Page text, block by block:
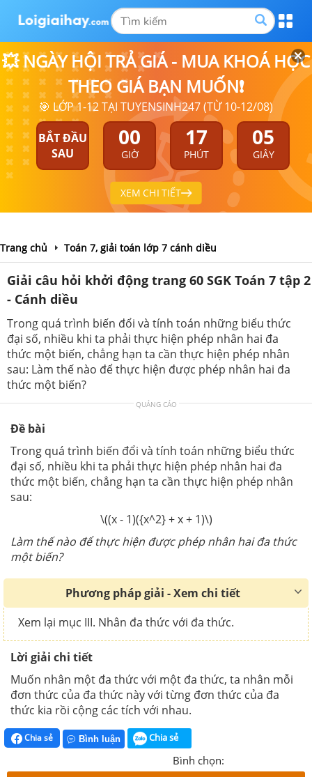
💥 NGÀY HỘI TRẢ GIÁ - MUA KHOÁ HỌC
THEO GIÁ BẠN MUỐN❗
🎯 LỚP 1-12 TẠI TUYENSINH247 (TỪ 10-12/08)
BẮT ĐẦU
SAU
00
GIỜ
17
PHÚT
04
GIÂY
XEM CHI TIẾT
Trang chủ Toán 7, giải toán lớp 7 cánh diều
Giải câu hỏi khởi động trang 60 SGK Toán 7 tập 2
- Cánh diều
Trong quá trình biến đổi và tính toán những biểu thức
đại số, nhiều khi ta phải thực hiện phép nhân hai đa
thức một biến, chẳng hạn ta cần thực hiện phép nhân
sau: Làm thế nào để thực hiện được phép nhân hai đa
thức một biến?
QUẢNG CÁO
Đề bài
Trong quá trình biến đổi và tính toán những biểu thức
đại số, nhiều khi ta phải thực hiện phép nhân hai đa
thức một biến, chẳng hạn ta cần thực hiện phép nhân
sau:
\((x - 1)({x^2} + x + 1)\)
Làm thế nào để thực hiện được phép nhân hai đa thức
một biến?
Phương pháp giải - Xem chi tiết
Xem lại mục III. Nhân đa thức với đa thức.
Lời giải chi tiết
Muốn nhân một đa thức với một đa thức, ta nhân mỗi
đơn thức của đa thức này với từng đơn thức của đa
thức kia rồi cộng các tích với nhau.
Chia sẻ Bình luận Chia sẻ
Bình chọn: